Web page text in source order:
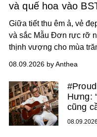
và quế hoa vào
Giữa tiết thu êm ả, vẻ
và sắc Mẫu Đơn rực rỡ
thịnh vượng cho mùa
hương vị của những
tập bánh Trung Thu
quà tặng ‘Mẫu Đơn Khai
và ‘Nguyệt Sắc Giao
và hạnh phúc viên mãn.
08.09.2026 by Anthea
Hưng:
cũng